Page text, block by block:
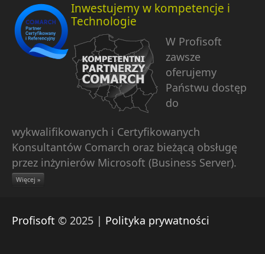
Inwestujemy w kompetencje i
Technologie
W Profisoft
zawsze
oferujemy
Państwu dostęp
do
wykwalifikowanych i Certyfikowanych
Konsultantów Comarch oraz bieżącą obsługę
przez inżynierów Microsoft (Business Server).
Więcej »
Profisoft © 2025 | Polityka prywatności